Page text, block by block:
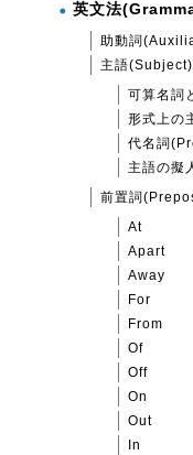
英文法
助動詞
主語(Subject)
可算名詞
形式上の
代名詞
主語の擬
前置詞
At
Apart
Away
For
From
Of
Off
On
Out
In